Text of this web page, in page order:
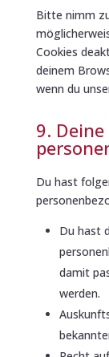
Bitte nimm
Cookies
deinem
wenn du
9.
Du hast
Du hast
damit
werden.